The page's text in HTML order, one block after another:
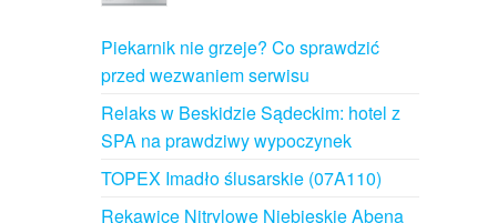
Piekarnik nie grzeje? Co sprawdzić
przed wezwaniem serwisu
Relaks w Beskidzie Sądeckim: hotel z
SPA na prawdziwy wypoczynek
TOPEX Imadło ślusarskie (07A110)
Rękawice Nitrylowe Niebieskie Abena